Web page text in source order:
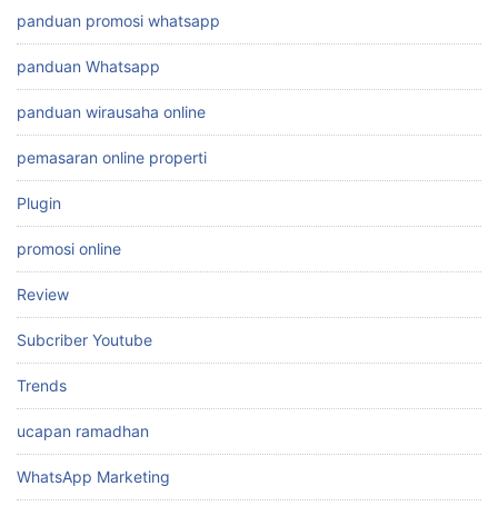
panduan promosi whatsapp
panduan Whatsapp
panduan wirausaha online
pemasaran online properti
Plugin
promosi online
Review
Subcriber Youtube
Trends
ucapan ramadhan
WhatsApp Marketing